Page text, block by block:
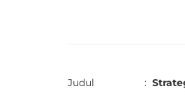
Judul :